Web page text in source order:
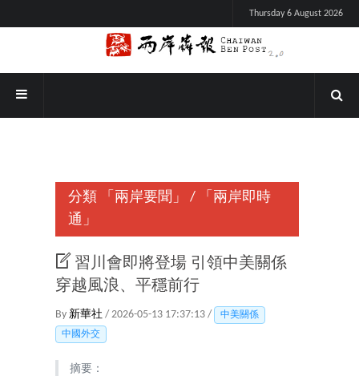
Thursday 6 August 2026
分類 「兩岸要聞」 /
「兩岸即時
通」
習川會即將登場 引領中美關係
穿越風浪、平穩前行
By 新華社 / 2026-05-13 17:37:13 /
中美關係
中國外交
摘要：